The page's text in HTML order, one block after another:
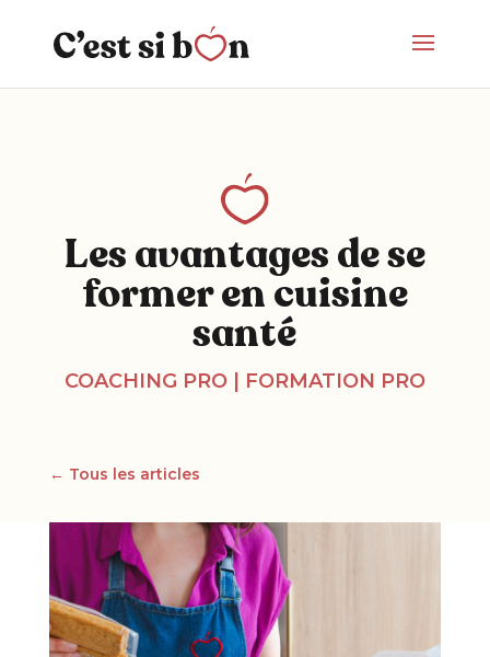
Les avantages de se
former en cuisine
santé
COACHING PRO| FORMATION PRO
← Tous les articles